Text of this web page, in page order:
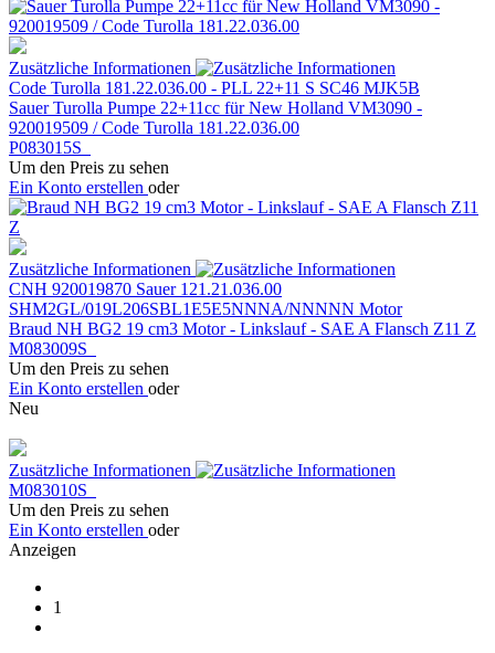
Zusätzliche Informationen
Code Turolla 181.22.036.00 - PLL 22+11 S SC46 MJK5B
Sauer Turolla Pumpe 22+11cc für New Holland VM3090 -
920019509 / Code Turolla 181.22.036.00
P083015S
Um den Preis zu sehen
Ein Konto erstellen oder
Zusätzliche Informationen
CNH 920019870 Sauer 121.21.036.00
SHM2GL/019L206SBL1E5E5NNNA/NNNNN Motor
Braud NH BG2 19 cm3 Motor - Linkslauf - SAE A Flansch Z11 Z
M083009S
Um den Preis zu sehen
Ein Konto erstellen oder
Neu
Zusätzliche Informationen
M083010S
Um den Preis zu sehen
Ein Konto erstellen oder
Anzeigen
1